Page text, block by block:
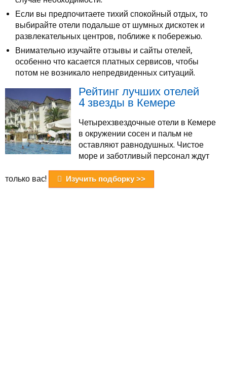
Если вы предпочитаете тихий спокойный отдых, то
выбирайте отели подальше от шумных дискотек и
развлекательных центров, поближе к побережью.
Внимательно изучайте отзывы и сайты отелей,
особенно что касается платных сервисов, чтобы
потом не возникало непредвиденных ситуаций.
Рейтинг лучших отелей
4 звезды в Кемере
Четырехзвездочные отели в Кемере
в окружении сосен и пальм не
оставляют равнодушных. Чистое
море и заботливый персонал ждут
только вас! Изучить подборку >>